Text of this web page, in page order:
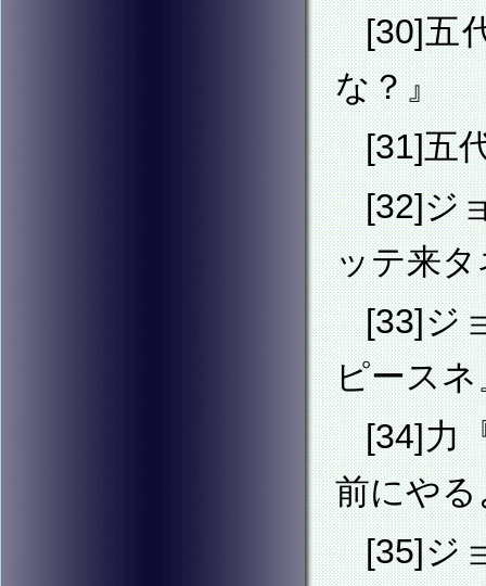
[30]五
な？』
[31]五
[32]ジ
ッテ来タ
[33]ジ
ピースネ
[34]力
前にやる
[35]ジ